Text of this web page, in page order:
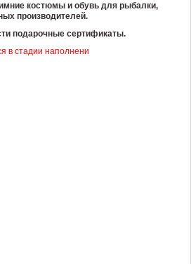
костюмы и обувь для рыбалки,
производителей.
подарочные сертификаты.
в стадии наполнени